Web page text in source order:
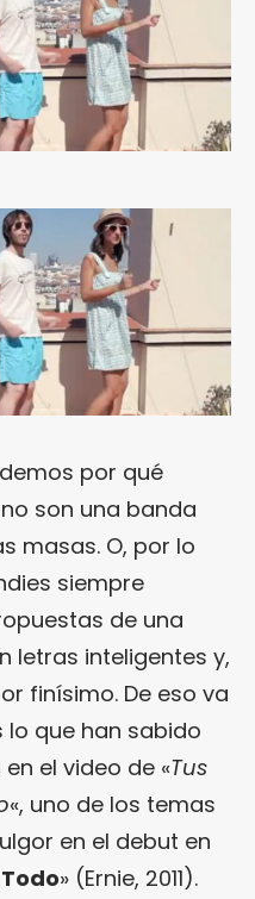
por qué
son una banda
masas. O, por lo
siempre
de una
letras inteligentes y,
finísimo. De eso va
lo que han sabido
el video de «Tus
«, uno de los temas
en el debut en
» (Ernie, 2011).